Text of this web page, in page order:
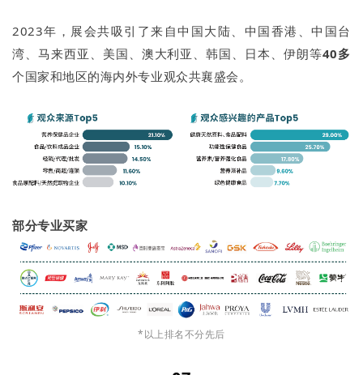
2023年，展会共吸引了来自中国大陆、中国香港、中国台
湾、马来西亚、美国、澳大利亚、韩国、日本、伊朗等40多
个国家和地区的海内外专业观众共襄盛会。
部分专业买家
*以上排名不分先后